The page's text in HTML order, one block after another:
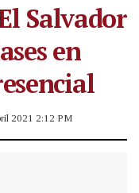
Salvador
en
2021 2:12 PM